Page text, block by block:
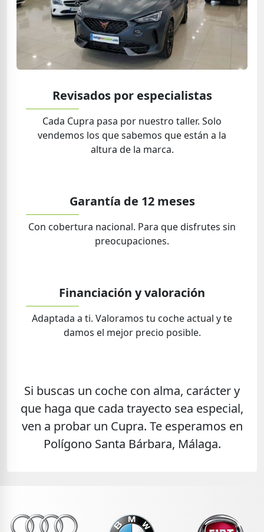
Revisados por especialistas
Cada Cupra pasa por nuestro taller. Solo
vendemos los que sabemos que están a la
altura de la marca.
Garantía de 12 meses
Con cobertura nacional. Para que disfrutes sin
preocupaciones.
Financiación y valoración
Adaptada a ti. Valoramos tu coche actual y te
damos el mejor precio posible.
Si buscas un coche con alma, carácter y
que haga que cada trayecto sea especial,
ven a probar un Cupra. Te esperamos en
Polígono Santa Bárbara, Málaga.